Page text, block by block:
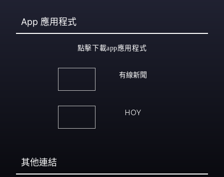
App 應用程式
點擊下載app應用程式
有線新聞
HOY
其他連結